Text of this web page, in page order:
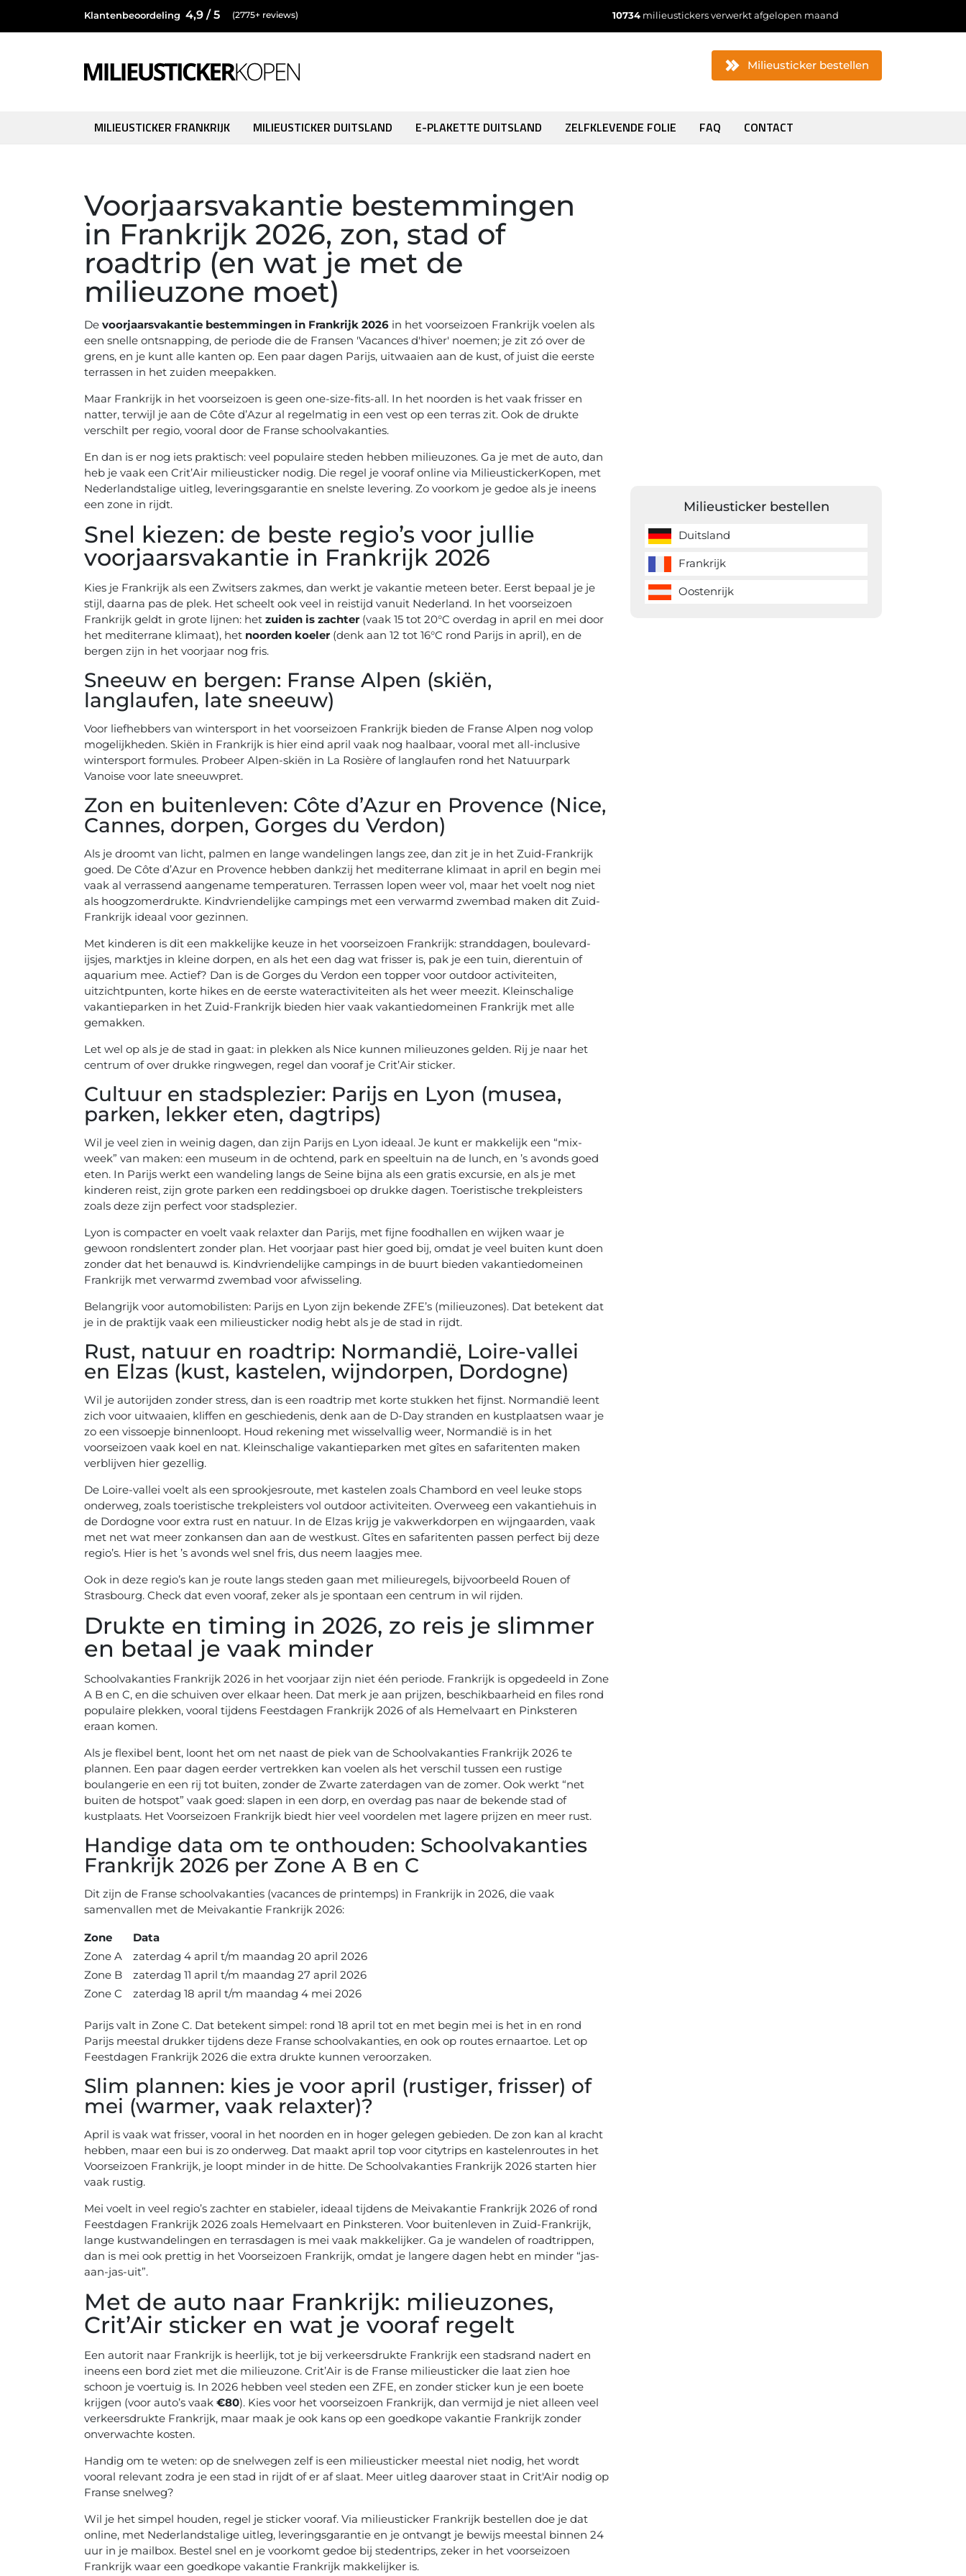
Klantenbeoordeling 4,9 / 5 (2775+ reviews) 10734 milieustickers verwerkt afgelopen maand
Milieusticker bestellen
MILIEUSTICKER FRANKRIJK MILIEUSTICKER DUITSLAND E-PLAKETTE DUITSLAND ZELFKLEVENDE FOLIE FAQ CONTACT
Voorjaarsvakantie bestemmingen
in Frankrijk 2026, zon, stad of
roadtrip (en wat je met de
milieuzone moet)
De voorjaarsvakantie bestemmingen in Frankrijk 2026 in het voorseizoen Frankrijk voelen als
een snelle ontsnapping, de periode die de Fransen 'Vacances d'hiver' noemen; je zit zó over de
grens, en je kunt alle kanten op. Een paar dagen Parijs, uitwaaien aan de kust, of juist die eerste
terrassen in het zuiden meepakken.
Maar Frankrijk in het voorseizoen is geen one-size-fits-all. In het noorden is het vaak frisser en
natter, terwijl je aan de Côte d’Azur al regelmatig in een vest op een terras zit. Ook de drukte
verschilt per regio, vooral door de Franse schoolvakanties.
En dan is er nog iets praktisch: veel populaire steden hebben milieuzones. Ga je met de auto, dan
heb je vaak een Crit’Air milieusticker nodig. Die regel je vooraf online via MilieustickerKopen, met
Nederlandstalige uitleg, leveringsgarantie en snelste levering. Zo voorkom je gedoe als je ineens
een zone in rijdt.
Snel kiezen: de beste regio’s voor jullie
voorjaarsvakantie in Frankrijk 2026
Kies je Frankrijk als een Zwitsers zakmes, dan werkt je vakantie meteen beter. Eerst bepaal je je
stijl, daarna pas de plek. Het scheelt ook veel in reistijd vanuit Nederland. In het voorseizoen
Frankrijk geldt in grote lijnen: het zuiden is zachter (vaak 15 tot 20°C overdag in april en mei door
het mediterrane klimaat), het noorden koeler (denk aan 12 tot 16°C rond Parijs in april), en de
bergen zijn in het voorjaar nog fris.
Sneeuw en bergen: Franse Alpen (skiën,
langlaufen, late sneeuw)
Voor liefhebbers van wintersport in het voorseizoen Frankrijk bieden de Franse Alpen nog volop
mogelijkheden. Skiën in Frankrijk is hier eind april vaak nog haalbaar, vooral met all-inclusive
wintersport formules. Probeer Alpen-skiën in La Rosière of langlaufen rond het Natuurpark
Vanoise voor late sneeuwpret.
Zon en buitenleven: Côte d’Azur en Provence (Nice,
Cannes, dorpen, Gorges du Verdon)
Als je droomt van licht, palmen en lange wandelingen langs zee, dan zit je in het Zuid-Frankrijk
goed. De Côte d’Azur en Provence hebben dankzij het mediterrane klimaat in april en begin mei
vaak al verrassend aangename temperaturen. Terrassen lopen weer vol, maar het voelt nog niet
als hoogzomerdrukte. Kindvriendelijke campings met een verwarmd zwembad maken dit Zuid-
Frankrijk ideaal voor gezinnen.
Met kinderen is dit een makkelijke keuze in het voorseizoen Frankrijk: stranddagen, boulevard-
ijsjes, marktjes in kleine dorpen, en als het een dag wat frisser is, pak je een tuin, dierentuin of
aquarium mee. Actief? Dan is de Gorges du Verdon een topper voor outdoor activiteiten,
uitzichtpunten, korte hikes en de eerste wateractiviteiten als het weer meezit. Kleinschalige
vakantieparken in het Zuid-Frankrijk bieden hier vaak vakantiedomeinen Frankrijk met alle
gemakken.
Let wel op als je de stad in gaat: in plekken als Nice kunnen milieuzones gelden. Rij je naar het
centrum of over drukke ringwegen, regel dan vooraf je Crit’Air sticker.
Cultuur en stadsplezier: Parijs en Lyon (musea,
parken, lekker eten, dagtrips)
Wil je veel zien in weinig dagen, dan zijn Parijs en Lyon ideaal. Je kunt er makkelijk een “mix-
week” van maken: een museum in de ochtend, park en speeltuin na de lunch, en ’s avonds goed
eten. In Parijs werkt een wandeling langs de Seine bijna als een gratis excursie, en als je met
kinderen reist, zijn grote parken een reddingsboei op drukke dagen. Toeristische trekpleisters
zoals deze zijn perfect voor stadsplezier.
Lyon is compacter en voelt vaak relaxter dan Parijs, met fijne foodhallen en wijken waar je
gewoon rondslentert zonder plan. Het voorjaar past hier goed bij, omdat je veel buiten kunt doen
zonder dat het benauwd is. Kindvriendelijke campings in de buurt bieden vakantiedomeinen
Frankrijk met verwarmd zwembad voor afwisseling.
Belangrijk voor automobilisten: Parijs en Lyon zijn bekende ZFE’s (milieuzones). Dat betekent dat
je in de praktijk vaak een milieusticker nodig hebt als je de stad in rijdt.
Rust, natuur en roadtrip: Normandië, Loire-vallei
en Elzas (kust, kastelen, wijndorpen, Dordogne)
Wil je autorijden zonder stress, dan is een roadtrip met korte stukken het fijnst. Normandië leent
zich voor uitwaaien, kliffen en geschiedenis, denk aan de D-Day stranden en kustplaatsen waar je
zo een vissoepje binnenloopt. Houd rekening met wisselvallig weer, Normandië is in het
voorseizoen vaak koel en nat. Kleinschalige vakantieparken met gîtes en safaritenten maken
verblijven hier gezellig.
De Loire-vallei voelt als een sprookjesroute, met kastelen zoals Chambord en veel leuke stops
onderweg, zoals toeristische trekpleisters vol outdoor activiteiten. Overweeg een vakantiehuis in
de Dordogne voor extra rust en natuur. In de Elzas krijg je vakwerkdorpen en wijngaarden, vaak
met net wat meer zonkansen dan aan de westkust. Gîtes en safaritenten passen perfect bij deze
regio’s. Hier is het ’s avonds wel snel fris, dus neem laagjes mee.
Ook in deze regio’s kan je route langs steden gaan met milieuregels, bijvoorbeeld Rouen of
Strasbourg. Check dat even vooraf, zeker als je spontaan een centrum in wil rijden.
Drukte en timing in 2026, zo reis je slimmer
en betaal je vaak minder
Schoolvakanties Frankrijk 2026 in het voorjaar zijn niet één periode. Frankrijk is opgedeeld in Zone
A B en C, en die schuiven over elkaar heen. Dat merk je aan prijzen, beschikbaarheid en files rond
populaire plekken, vooral tijdens Feestdagen Frankrijk 2026 of als Hemelvaart en Pinksteren
eraan komen.
Als je flexibel bent, loont het om net naast de piek van de Schoolvakanties Frankrijk 2026 te
plannen. Een paar dagen eerder vertrekken kan voelen als het verschil tussen een rustige
boulangerie en een rij tot buiten, zonder de Zwarte zaterdagen van de zomer. Ook werkt “net
buiten de hotspot” vaak goed: slapen in een dorp, en overdag pas naar de bekende stad of
kustplaats. Het Voorseizoen Frankrijk biedt hier veel voordelen met lagere prijzen en meer rust.
Handige data om te onthouden: Schoolvakanties
Frankrijk 2026 per Zone A B en C
Dit zijn de Franse schoolvakanties (vacances de printemps) in Frankrijk in 2026, die vaak
samenvallen met de Meivakantie Frankrijk 2026:
Zone
Data
Zone A
zaterdag 4 april t/m maandag 20 april 2026
Zone B
zaterdag 11 april t/m maandag 27 april 2026
Zone C
zaterdag 18 april t/m maandag 4 mei 2026
Parijs valt in Zone C. Dat betekent simpel: rond 18 april tot en met begin mei is het in en rond
Parijs meestal drukker tijdens deze Franse schoolvakanties, en ook op routes ernaartoe. Let op
Feestdagen Frankrijk 2026 die extra drukte kunnen veroorzaken.
Slim plannen: kies je voor april (rustiger, frisser) of
mei (warmer, vaak relaxter)?
April is vaak wat frisser, vooral in het noorden en in hoger gelegen gebieden. De zon kan al kracht
hebben, maar een bui is zo onderweg. Dat maakt april top voor citytrips en kastelenroutes in het
Voorseizoen Frankrijk, je loopt minder in de hitte. De Schoolvakanties Frankrijk 2026 starten hier
vaak rustig.
Mei voelt in veel regio’s zachter en stabieler, ideaal tijdens de Meivakantie Frankrijk 2026 of rond
Feestdagen Frankrijk 2026 zoals Hemelvaart en Pinksteren. Voor buitenleven in Zuid-Frankrijk,
lange kustwandelingen en terrasdagen is mei vaak makkelijker. Ga je wandelen of roadtrippen,
dan is mei ook prettig in het Voorseizoen Frankrijk, omdat je langere dagen hebt en minder “jas-
aan-jas-uit”.
Met de auto naar Frankrijk: milieuzones,
Crit’Air sticker en wat je vooraf regelt
Een autorit naar Frankrijk is heerlijk, tot je bij verkeersdrukte Frankrijk een stadsrand nadert en
ineens een bord ziet met die milieuzone. Crit’Air is de Franse milieusticker die laat zien hoe
schoon je voertuig is. In 2026 hebben veel steden een ZFE, en zonder sticker kun je een boete
krijgen (voor auto’s vaak €80). Kies voor het voorseizoen Frankrijk, dan vermijd je niet alleen veel
verkeersdrukte Frankrijk, maar maak je ook kans op een goedkope vakantie Frankrijk zonder
onverwachte kosten.
Handig om te weten: op de snelwegen zelf is een milieusticker meestal niet nodig, het wordt
vooral relevant zodra je een stad in rijdt of er af slaat. Meer uitleg daarover staat in Crit'Air nodig op
Franse snelweg?
Wil je het simpel houden, regel je sticker vooraf. Via milieusticker Frankrijk bestellen doe je dat
online, met Nederlandstalige uitleg, leveringsgarantie en je ontvangt je bewijs meestal binnen 24
uur in je mailbox. Bestel snel en je voorkomt gedoe bij stedentrips, zeker in het voorseizoen
Frankrijk waar een goedkope vakantie Frankrijk makkelijker is.
Milieusticker bestellen
Duitsland
Frankrijk
Oostenrijk